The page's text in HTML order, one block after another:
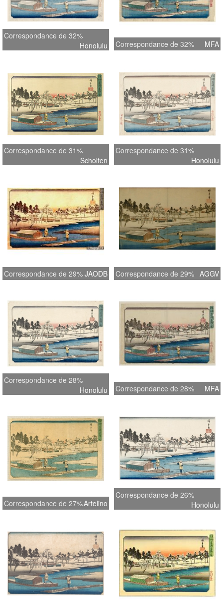
Correspondance de 32%
Honolulu
Correspondance de 32% MFA
Correspondance de 31%
Scholten
Correspondance de 31%
Honolulu
Correspondance de 29% JAODB Correspondance de 29% AGGV
Correspondance de 28%
Honolulu
Correspondance de 28% MFA
Correspondance de 27%Artelino
Correspondance de 26%
Honolulu